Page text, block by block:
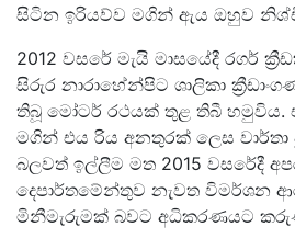
සිටින ඉරියව්ව මගින් ඇය ඔහුව
2012 වසරේ මැයි මාසයේදී රගර්
සිරුර නාරාහේන්පිට ශාලිකා
තිබූ මෝටර් රථයක් තුළ තිබී
මගින් එය රිය අනතුරක් ලෙස
බලවත් ඉල්ලීම මත 2015 වසරේදී
දෙපාර්තමේන්තුව නැවත විමර්ශන
මිනීමැරුමක් බවට අධිකරණයට